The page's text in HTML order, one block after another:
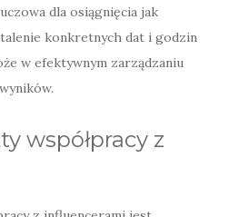
dla osiągnięcia jak
konkretnych dat i godzin
w efektywnym zarządzaniu
współpracy z